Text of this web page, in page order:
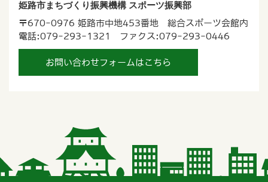
姫路市まちづくり振興機構 スポーツ振興部
〒670-0976 姫路市中地453番地 総合スポーツ会館内
電話:079-293-1321 ファクス:079-293-0446
お問い合わせフォームはこちら